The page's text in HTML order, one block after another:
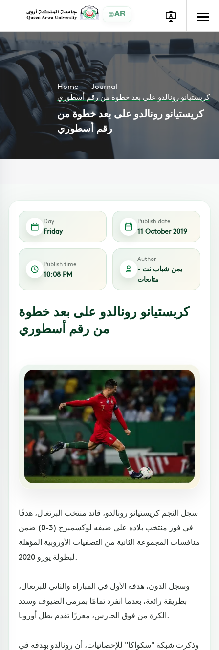
AR
Home
Journal
كريستيانو رونالدو على بعد خطوة من رقم أسطوري
كريستيانو رونالدو على بعد خطوة من
رقم أسطوري
Day
Friday
Publish date
11 October 2019
Publish time
10:08 PM
Author
يمن شباب نت -
متابعات
كريستيانو رونالدو على بعد خطوة
من رقم أسطوري
سجل النجم كريستيانو رونالدو، قائد منتخب البرتغال، هدفًا
في فوز منتخب بلاده على ضيفه لوكسمبرج (3-0) ضمن
منافسات المجموعة الثانية من التصفيات الأوروبية المؤهلة
لبطولة يورو 2020.
وسجل الدون، هدفه الأول في المباراة والثاني للبرتغال،
بطريقة رائعة، بعدما انفرد تمامًا بمرمى الضيوف وسدد
الكرة من فوق الحارس، معززًا تقدم بطل أوروبا.
وذكرت شبكة "سكواكا" للإحصائيات، أن رونالدو بهدفه في